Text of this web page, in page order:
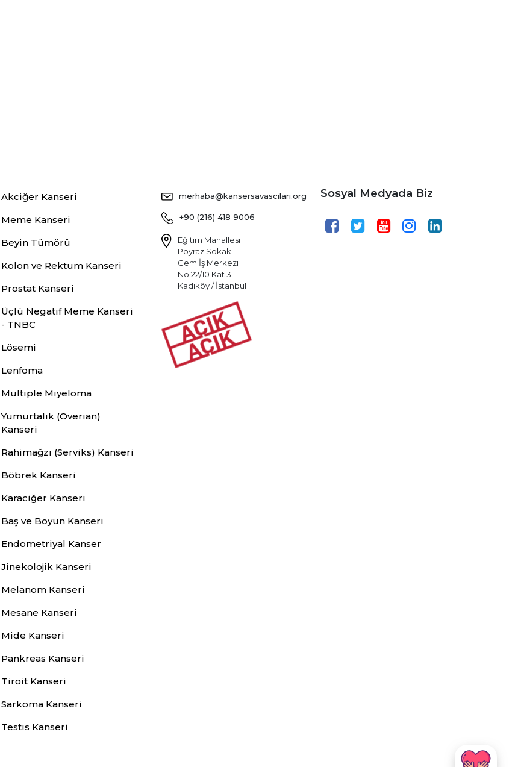
Akciğer Kanseri
Meme Kanseri
Beyin Tümörü
Kolon ve Rektum Kanseri
Prostat Kanseri
Üçlü Negatif Meme Kanseri
- TNBC
Lösemi
Lenfoma
Multiple Miyeloma
Yumurtalık (Overian)
Kanseri
Rahimağzı (Serviks) Kanseri
Böbrek Kanseri
Karaciğer Kanseri
Baş ve Boyun Kanseri
Endometriyal Kanser
Jinekolojik Kanseri
Melanom Kanseri
Mesane Kanseri
Mide Kanseri
Pankreas Kanseri
Tiroit Kanseri
Sarkoma Kanseri
Testis Kanseri
merhaba@kansersavascilari.org
+90 (216) 418 9006
Eğitim Mahallesi
Poyraz Sokak
Cem İş Merkezi
No:22/10 Kat 3
Kadıköy / İstanbul
Sosyal Medyada Biz